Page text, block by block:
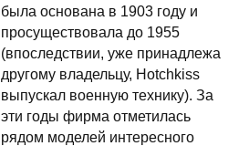
была основана в 1903 году и
просуществовала до 1955
(впоследствии, уже принадлежа
другому владельцу, Hotchkiss
выпускал военную технику). За
эти годы фирма отметилась
рядом моделей интересного